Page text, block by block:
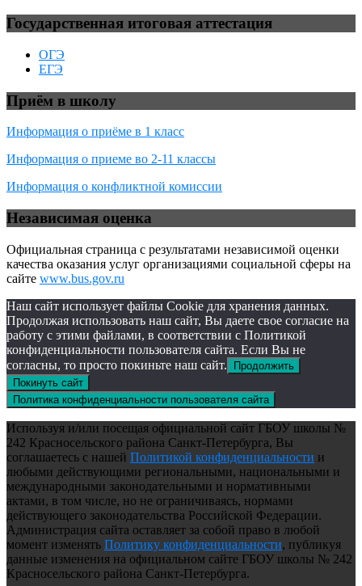
Государственная итоговая аттестация
ОГЭ
ЕГЭ
Приём в школу
Информация о приёме в 1 класс
Информация о приеме во 2-11 классы
Информация о конфликтной комиссии
Независимая оценка
Официальная страница с результатами независимой оценки
качества оказания услуг организациями социальной сферы на
сайте www.bus.gov.ru
Наш сайт использует файлы Cookie для хранения данных.
Продолжая использовать наш сайт, Вы даете свое согласие на
работу с этими файлами, в соответствии с Политикой
конфиденциальности пользователя сайта. Если Вы не
согласны, то просто покиньте наш сайт.
Продолжить
Покинуть сайт
Политика конфиденциальности пользователя сайта
Используя и/или посещая официальной сайт ГБОУ школы №
242 Красносельского района Санкт-Петербурга, Вы
соглашаетесь с нашей Политикой конфиденциальности и
любыми действующими региональными, национальными и
международными законодательными и нормативными
актами, в том числе, но не ограничиваясь, нормами
действующего законодательства Российской Федерации.
Администрация сайта оставляет за собой право в любой
момент изменять Политику конфиденциальности, публикуя
данные изменения на официальном сайте ГБОУ школы № 242
Красносельского района Санкт-Петербурга.